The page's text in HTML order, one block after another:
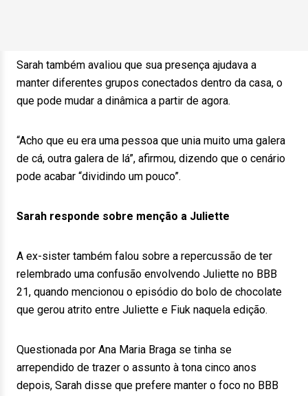
Sarah também avaliou que sua presença ajudava a
manter diferentes grupos conectados dentro da casa, o
que pode mudar a dinâmica a partir de agora.
“Acho que eu era uma pessoa que unia muito uma galera
de cá, outra galera de lá”, afirmou, dizendo que o cenário
pode acabar “dividindo um pouco”.
Sarah responde sobre menção a Juliette
A ex-sister também falou sobre a repercussão de ter
relembrado uma confusão envolvendo Juliette no BBB
21, quando mencionou o episódio do bolo de chocolate
que gerou atrito entre Juliette e Fiuk naquela edição.
Questionada por Ana Maria Braga se tinha se
arrependido de trazer o assunto à tona cinco anos
depois, Sarah disse que prefere manter o foco no BBB